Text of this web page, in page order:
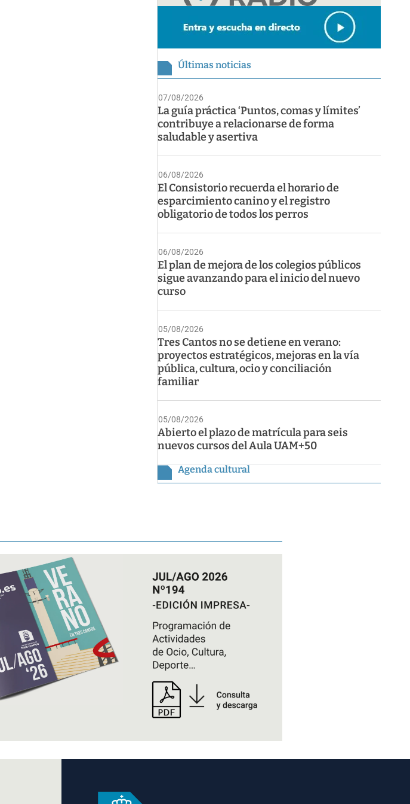
Últimas noticias
07/08/2026
La guía práctica ‘Puntos, comas y límites’
contribuye a relacionarse de forma
saludable y asertiva
06/08/2026
El Consistorio recuerda el horario de
esparcimiento canino y el registro
obligatorio de todos los perros
06/08/2026
El plan de mejora de los colegios públicos
sigue avanzando para el inicio del nuevo
curso
05/08/2026
Tres Cantos no se detiene en verano:
proyectos estratégicos, mejoras en la vía
pública, cultura, ocio y conciliación
familiar
05/08/2026
Abierto el plazo de matrícula para seis
nuevos cursos del Aula UAM+50
Agenda cultural